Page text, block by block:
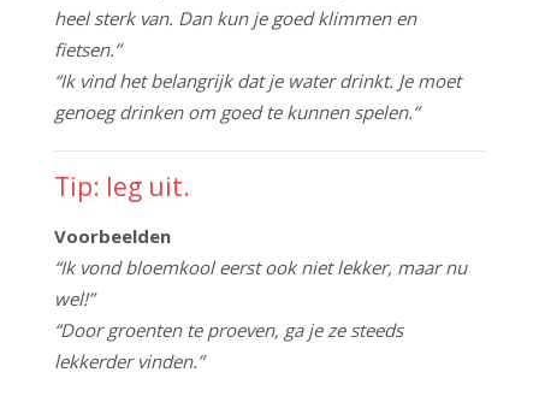
heel sterk van. Dan kun je goed klimmen en
fietsen.”
“Ik vind het belangrijk dat je water drinkt. Je moet
genoeg drinken om goed te kunnen spelen.”
Tip: leg uit.
Voorbeelden
“Ik vond bloemkool eerst ook niet lekker, maar nu
wel!”
“Door groenten te proeven, ga je ze steeds
lekkerder vinden.”